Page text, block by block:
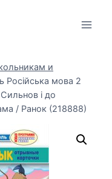
и
Російська мова 2
і до
/ Ранок (218888)